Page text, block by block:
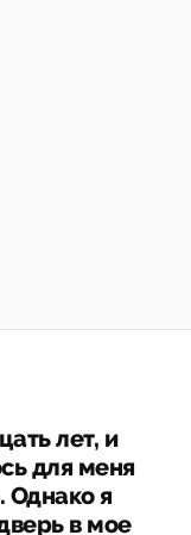
лет, и
для меня
Однако я
в мое